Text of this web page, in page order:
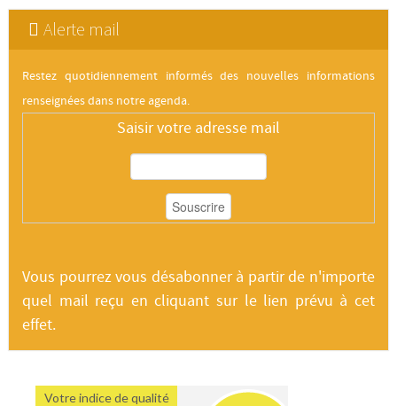
Alerte mail
Restez quotidiennement informés des nouvelles informations
renseignées dans notre agenda.
Saisir votre adresse mail
Vous pourrez vous désabonner à partir de n'importe
quel mail reçu en cliquant sur le lien prévu à cet
effet.